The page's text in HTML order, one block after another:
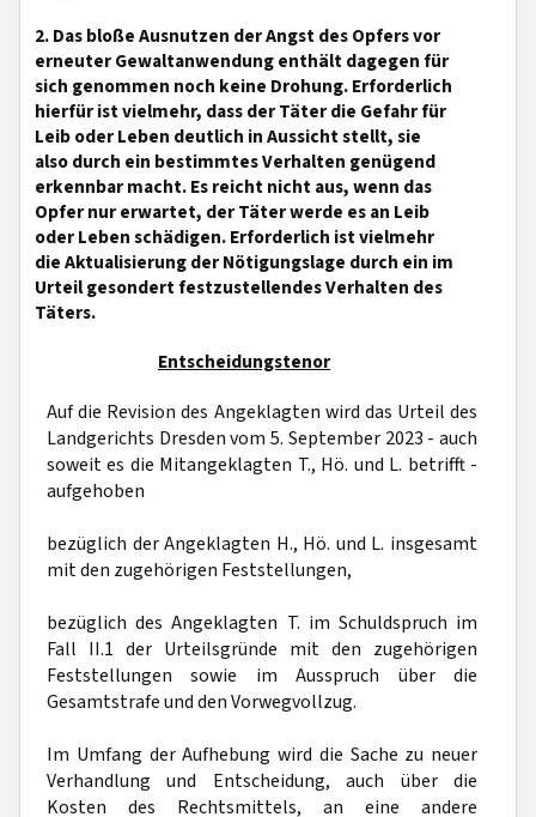
2. Das bloße Ausnutzen der Angst des Opfers vor
erneuter Gewaltanwendung enthält dagegen für
sich genommen noch keine Drohung. Erforderlich
hierfür ist vielmehr, dass der Täter die Gefahr für
Leib oder Leben deutlich in Aussicht stellt, sie
also durch ein bestimmtes Verhalten genügend
erkennbar macht. Es reicht nicht aus, wenn das
Opfer nur erwartet, der Täter werde es an Leib
oder Leben schädigen. Erforderlich ist vielmehr
die Aktualisierung der Nötigungslage durch ein im
Urteil gesondert festzustellendes Verhalten des
Täters.
Entscheidungstenor
Auf die Revision des Angeklagten wird das Urteil des
Landgerichts Dresden vom 5. September 2023 - auch
soweit es die Mitangeklagten T., Hö. und L. betrifft -
aufgehoben
bezüglich der Angeklagten H., Hö. und L. insgesamt
mit den zugehörigen Feststellungen,
bezüglich des Angeklagten T. im Schuldspruch im
Fall II.1 der Urteilsgründe mit den zugehörigen
Feststellungen sowie im Ausspruch über die
Gesamtstrafe und den Vorwegvollzug.
Im Umfang der Aufhebung wird die Sache zu neuer
Verhandlung und Entscheidung, auch über die
Kosten des Rechtsmittels, an eine andere